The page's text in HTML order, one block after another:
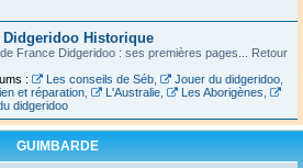
Didgeridoo Historique
France Didgeridoo : ses premières pages... Retour
:
Les conseils de Séb, Jouer du didgeridoo,
et réparation, L'Australie, Les Aborigènes
didgeridoo
GUIMBARDE